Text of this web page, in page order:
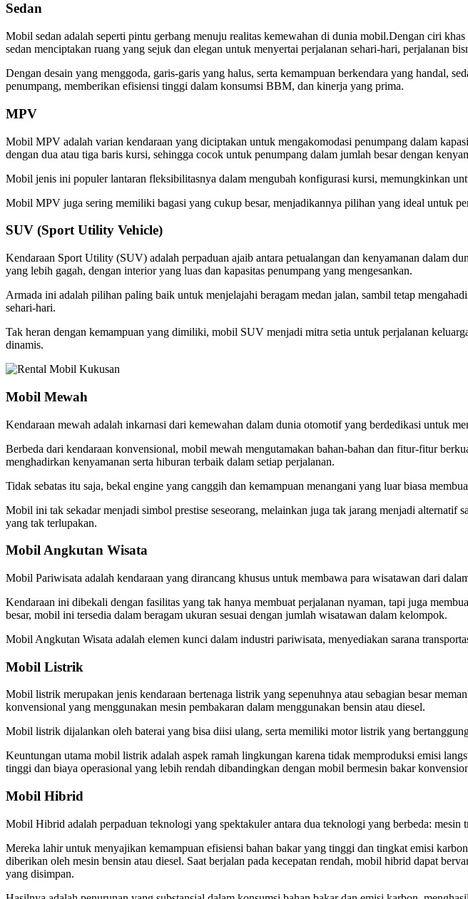
Sedan
Mobil sedan adalah seperti pintu gerbang menuju realitas kemewahan di dunia mobil.Dengan ciri
sedan menciptakan ruang yang sejuk dan elegan untuk menyertai perjalanan sehari-hari, perjalanan
Dengan desain yang menggoda, garis-garis yang halus, serta kemampuan berkendara yang handal,
penumpang, memberikan efisiensi tinggi dalam konsumsi BBM, dan kinerja yang prima.
MPV
Mobil MPV adalah varian kendaraan yang diciptakan untuk mengakomodasi penumpang dalam
dengan dua atau tiga baris kursi, sehingga cocok untuk penumpang dalam jumlah besar dengan
Mobil jenis ini populer lantaran fleksibilitasnya dalam mengubah konfigurasi kursi, memungkinkan
Mobil MPV juga sering memiliki bagasi yang cukup besar, menjadikannya pilihan yang ideal untuk
SUV (Sport Utility Vehicle)
Kendaraan Sport Utility (SUV) adalah perpaduan ajaib antara petualangan dan kenyamanan dalam
yang lebih gagah, dengan interior yang luas dan kapasitas penumpang yang mengesankan.
Armada ini adalah pilihan paling baik untuk menjelajahi beragam medan jalan, sambil tetap
sehari-hari.
Tak heran dengan kemampuan yang dimiliki, mobil SUV menjadi mitra setia untuk perjalanan
dinamis.
Mobil Mewah
Kendaraan mewah adalah inkarnasi dari kemewahan dalam dunia otomotif yang berdedikasi untuk
Berbeda dari kendaraan konvensional, mobil mewah mengutamakan bahan-bahan dan fitur-fitur
menghadirkan kenyamanan serta hiburan terbaik dalam setiap perjalanan.
Tidak sebatas itu saja, bekal engine yang canggih dan kemampuan menangani yang luar biasa
Mobil ini tak sekadar menjadi simbol prestise seseorang, melainkan juga tak jarang menjadi alternatif
yang tak terlupakan.
Mobil Angkutan Wisata
Mobil Pariwisata adalah kendaraan yang dirancang khusus untuk membawa para wisatawan dari
Kendaraan ini dibekali dengan fasilitas yang tak hanya membuat perjalanan nyaman, tapi juga
besar, mobil ini tersedia dalam beragam ukuran sesuai dengan jumlah wisatawan dalam kelompok.
Mobil Angkutan Wisata adalah elemen kunci dalam industri pariwisata, menyediakan sarana
Mobil Listrik
Mobil listrik merupakan jenis kendaraan bertenaga listrik yang sepenuhnya atau sebagian besar
konvensional yang menggunakan mesin pembakaran dalam menggunakan bensin atau diesel.
Mobil listrik dijalankan oleh baterai yang bisa diisi ulang, serta memiliki motor listrik yang
Keuntungan utama mobil listrik adalah aspek ramah lingkungan karena tidak memproduksi emisi
tinggi dan biaya operasional yang lebih rendah dibandingkan dengan mobil bermesin bakar
Mobil Hibrid
Mobil Hibrid adalah perpaduan teknologi yang spektakuler antara dua teknologi yang berbeda:
Mereka lahir untuk menyajikan kemampuan efisiensi bahan bakar yang tinggi dan tingkat emisi
diberikan oleh mesin bensin atau diesel. Saat berjalan pada kecepatan rendah, mobil hibrid dapat
yang disimpan.